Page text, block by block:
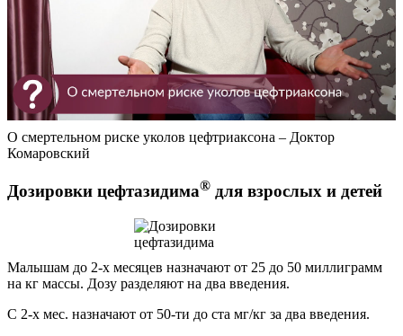
О смертельном риске уколов цефтриаксона – Доктор
Комаровский
Дозировки цефтазидима® для взрослых и детей
Малышам до 2-х месяцев назначают от 25 до 50 миллиграмм
на кг массы. Дозу разделяют на два введения.
С 2-х мес. назначают от 50-ти до ста мг/кг за два введения.